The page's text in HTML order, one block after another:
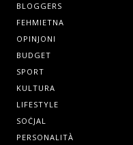
BLOGGERS
FEHMIETNA
OPINJONI
BUDGET
SPORT
KULTURA
LIFESTYLE
SOĊJAL
PERSONALITÀ